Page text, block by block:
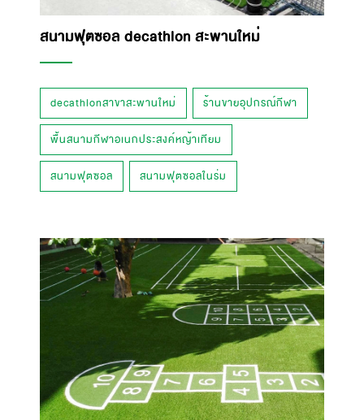
สนามฟุตซอล decathlon สะพานใหม่
decathlonสาขาสะพานใหม่ ร้านขายอุปกรณ์กีฬา
พื้นสนามกีฬาอเนกประสงค์หญ้าเทียม
สนามฟุตซอล สนามฟุตซอลในร่ม